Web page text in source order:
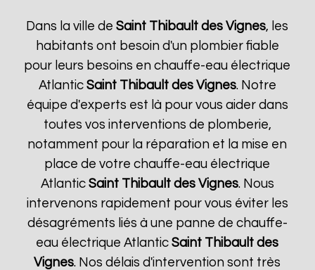
Dans la ville deSaint Thibault des Vignes, les
habitants ont besoin d'un plombier fiable
pour leurs besoins en chauffe-eau électrique
Atlantic Saint Thibault des Vignes. Notre
équipe d'experts est là pour vous aider dans
toutes vos interventions de plomberie,
notamment pour la réparation et la mise en
place de votre chauffe-eau électrique
Atlantic Saint Thibault des Vignes. Nous
intervenons rapidement pour vous éviter les
désagréments liés à une panne de chauffe-
eau électrique AtlanticSaint Thibault des
Vignes. Nos délais d'intervention sont très